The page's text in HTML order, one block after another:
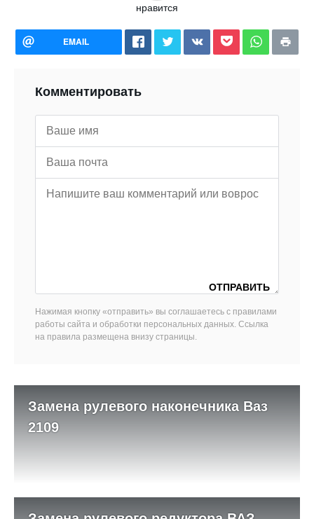
нравится
EMAIL
Комментировать
Нажимая кнопку «отправить» вы соглашаетесь с правилами
работы сайта и обработки персональных данных. Ссылка
на правила размещена внизу страницы.
Замена рулевого наконечника Ваз
2109